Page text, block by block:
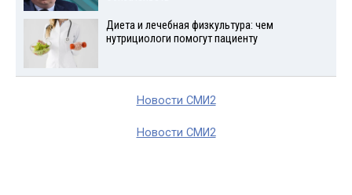
Диета и лечебная физкультура: чем
нутрициологи помогут пациенту
Новости СМИ2
Новости СМИ2